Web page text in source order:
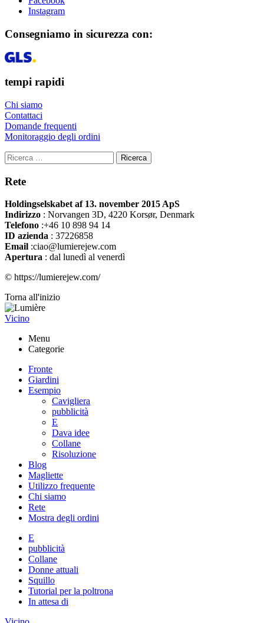
Instagram
Consegniamo in sicurezza con:
tempi rapidi
Chi siamo
Contattaci
Domande frequenti
Monitoraggio degli ordini
Ricerca
Rete
Holdingselskabet af 13. november 2015 ApS
Indirizzo : Norvangen 3D, 4220 Korsør, Denmark
Telefono :+46 10 898 94 14
ID azienda : 37226858
Email :ciao@lumierejew.com
Apertura : dal lunedì al venerdì
© https://lumierejew.com/
Torna all'inizio
Vicino
Menu
Categorie
Fronte
Giardini
Esempio
Cavigliera
pubblicità
E
Dava idee
Collane
Risoluzione
Blog
Magliette
Utilizzo frequente
Chi siamo
Rete
Mostra degli ordini
E
pubblicità
Collane
Donne attuali
Squillo
Tutorial per la poltrona
In attesa di